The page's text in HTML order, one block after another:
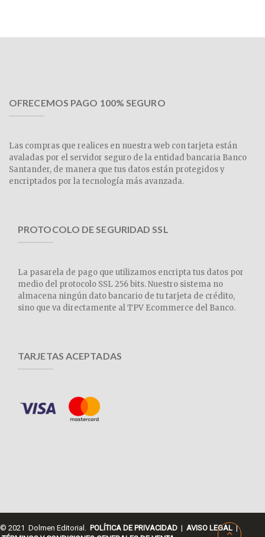
OFRECEMOS PAGO 100% SEGURO
Las compras que realices en nuestra web con tarjeta están
avaladas por el servidor seguro de la entidad bancaria Banco
Santander, de manera que tus datos están protegidos y
encriptados por la tecnología más avanzada.
PROTOCOLO DE SEGURIDAD SSL
La pasarela de pago que utilizamos encripta tus datos por
medio del protocolo SSL 256 bits. Nuestro sistema no
almacena ningún dato bancario de tu tarjeta de crédito,
sino que va directamente al TPV Ecommerce del Banco.
TARJETAS ACEPTADAS
© 2021 Dolmen Editorial. POLÍTICA DE PRIVACIDAD | AVISO LEGAL |